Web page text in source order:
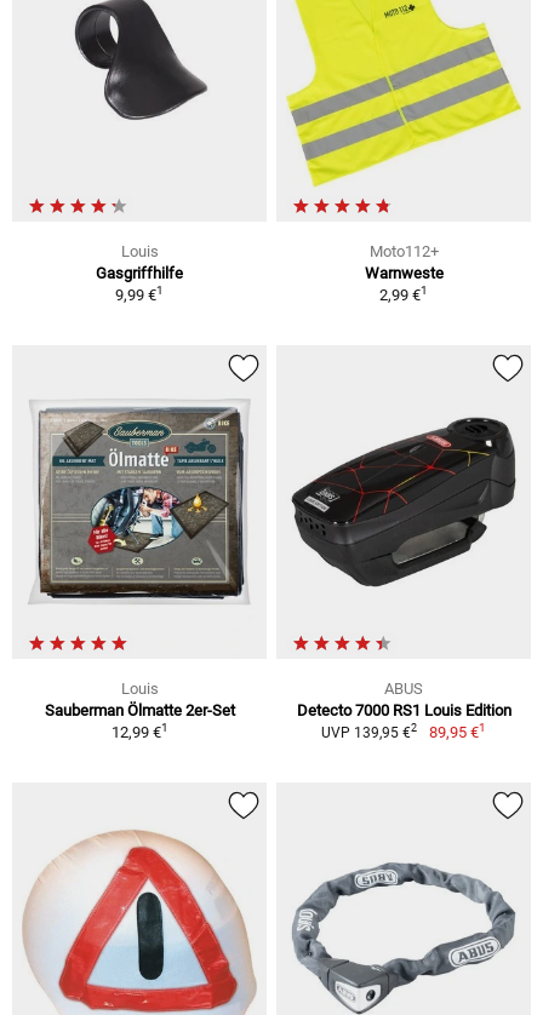
Louis
Gasgriffhilfe
9,99 €1
Moto112+
Warnweste
2,99 €1
Louis
Sauberman Ölmatte 2er-Set
12,99 €1
ABUS
Detecto 7000 RS1 Louis Edition
UVP 139,95 €2 89,95 €1